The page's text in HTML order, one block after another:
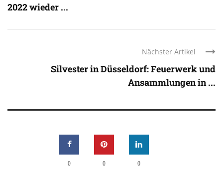
2022 wieder ...
Nächster Artikel
Silvester in Düsseldorf: Feuerwerk und
Ansammlungen in ...
0 0 0